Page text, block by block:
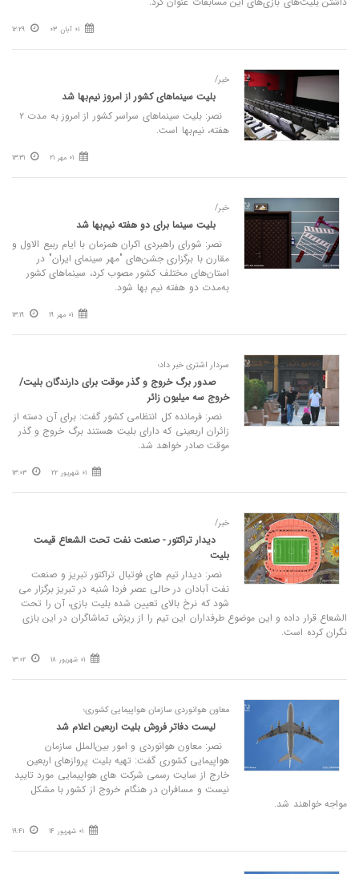
01 آبان 03 12:29
خبر/
بلیت سینماهای کشور از امروز نیم‌بها شد
نصر: بلیت سینماهای سراسر کشور از امروز به مدت ۲
هفته، نیم‌بها است.
01 مهر 21 13:31
خبر/
بلیت سینما برای دو هفته نیم‌بها شد
نصر: شورای راهبردی اکران همزمان با ایام ربیع الاول و
مقارن با برگزاری جشن‌های "مهر سینمای ایران" در
استان‌های مختلف کشور مصوب کرد، سینماهای کشور
به‌مدت دو هفته نیم بها شود.
01 مهر 19 13:19
سردار اشتری خبر داد؛
صدور برگ خروج و گذر موقت برای دارندگان بلیت/
خروج سه میلیون زائر
نصر: فرمانده کل انتظامی کشور گفت: برای آن دسته از
زائران اربعینی که دارای بلیت هستند برگ خروج و گذر
موقت صادر خواهد شد.
01 شهریور 22 13:03
خبر/
دیدار تراکتور - صنعت نفت تحت الشعاع قیمت
بلیت
نصر: دیدار تیم های فوتبال تراکتور تبریز و صنعت
نفت آبادان در حالی عصر فردا شنبه در تبریز برگزار می
شود که نرخ بالای تعیین شده بلیت بازی، آن را تحت
الشعاع قرار داده و این موضوع طرفداران این تیم را از ریزش تماشاگران در این بازی
نگران کرده است.
01 شهریور 18 13:02
معاون هوانوردی سازمان هواپیمایی کشوری؛
لیست دفاتر فروش بلیت اربعین اعلام شد
نصر: معاون هوانوردی و امور بین‌الملل سازمان
هواپیمایی کشوری گفت: تهیه بلیت پروازهای اربعین
خارج از سایت رسمی شرکت های هواپیمایی مورد تایید
نیست و مسافران در هنگام خروج از کشور با مشکل
مواجه خواهند شد.
01 شهریور 14 19:41